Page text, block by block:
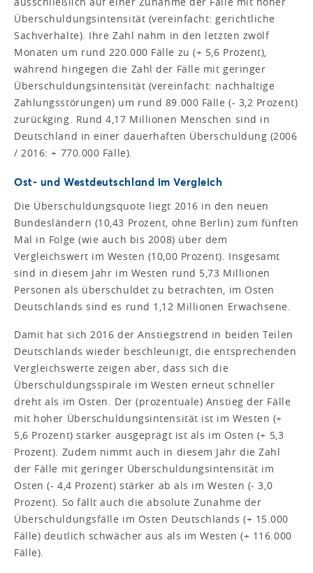
Überschuldungsintensität (vereinfacht: gerichtliche
Sachverhalte). Ihre Zahl nahm in den letzten zwölf
Monaten um rund 220.000 Fälle zu (+ 5,6 Prozent),
während hingegen die Zahl der Fälle mit geringer
Überschuldungsintensität (vereinfacht: nachhaltige
Zahlungsstörungen) um rund 89.000 Fälle (- 3,2 Prozent)
zurückging. Rund 4,17 Millionen Menschen sind in
Deutschland in einer dauerhaften Überschuldung (2006
/ 2016: + 770.000 Fälle).
Ost- und Westdeutschland im Vergleich
Die Überschuldungsquote liegt 2016 in den neuen
Bundesländern (10,43 Prozent, ohne Berlin) zum fünften
Mal in Folge (wie auch bis 2008) über dem
Vergleichswert im Westen (10,00 Prozent). Insgesamt
sind in diesem Jahr im Westen rund 5,73 Millionen
Personen als überschuldet zu betrachten, im Osten
Deutschlands sind es rund 1,12 Millionen Erwachsene.
Damit hat sich 2016 der Anstiegstrend in beiden Teilen
Deutschlands wieder beschleunigt, die entsprechenden
Vergleichswerte zeigen aber, dass sich die
Überschuldungsspirale im Westen erneut schneller
dreht als im Osten. Der (prozentuale) Anstieg der Fälle
mit hoher Überschuldungsintensität ist im Westen (+
5,6 Prozent) stärker ausgeprägt ist als im Osten (+ 5,3
Prozent). Zudem nimmt auch in diesem Jahr die Zahl
der Fälle mit geringer Überschuldungsintensität im
Osten (- 4,4 Prozent) stärker ab als im Westen (- 3,0
Prozent). So fällt auch die absolute Zunahme der
Überschuldungsfälle im Osten Deutschlands (+ 15.000
Fälle) deutlich schwächer aus als im Westen (+ 116.000
Fälle).